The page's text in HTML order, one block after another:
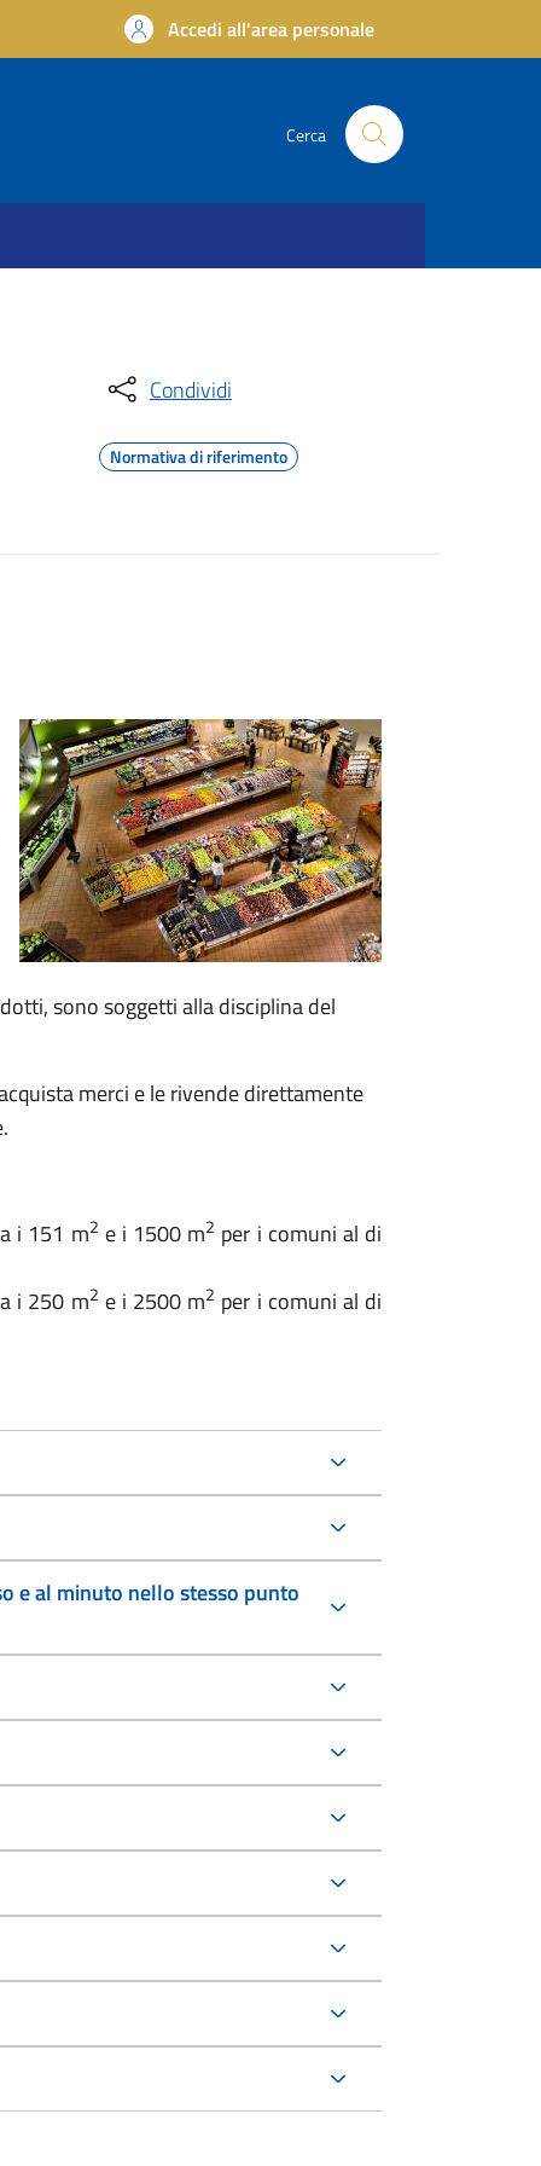
Accedi all'area personale
Cerca
Condividi
Normativa di riferimento
sono soggetti alla disciplina del
merci e le rivende direttamente
i 151 m2 e i 1500 m2 per i comuni al di
i 250 m2 e i 2500 m2 per i comuni al di
e al minuto nello stesso punto